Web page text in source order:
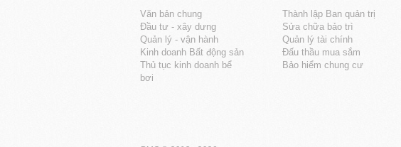
Văn bản chung
Đầu tư - xây dưng
Quản lý - vận hành
Kinh doanh Bất động sản
Thủ tục kinh doanh bể
bơi
Thành lập Ban quản trị
Sửa chữa bảo trì
Quản lý tài chính
Đấu thầu mua sắm
Bảo hiểm chung cư